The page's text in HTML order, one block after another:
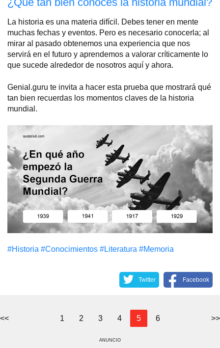
La historia es una materia difícil. Debes tener en mente
muchas fechas y eventos. Pero es necesario conocerla; al
mirar al pasado obtenemos una experiencia que nos
servirá en el futuro y aprendemos a valorar críticamente lo
que sucede alrededor de nosotros aquí y ahora.
Genial.guru te invita a hacer esta prueba que mostrará qué
tan bien recuerdas los momentos claves de la historia
mundial.
#Historia #Conocimientos #Literatura #Memoria
Twitter Facebook
<< 1 2 3 4 5 6 >>
ANUNCIO